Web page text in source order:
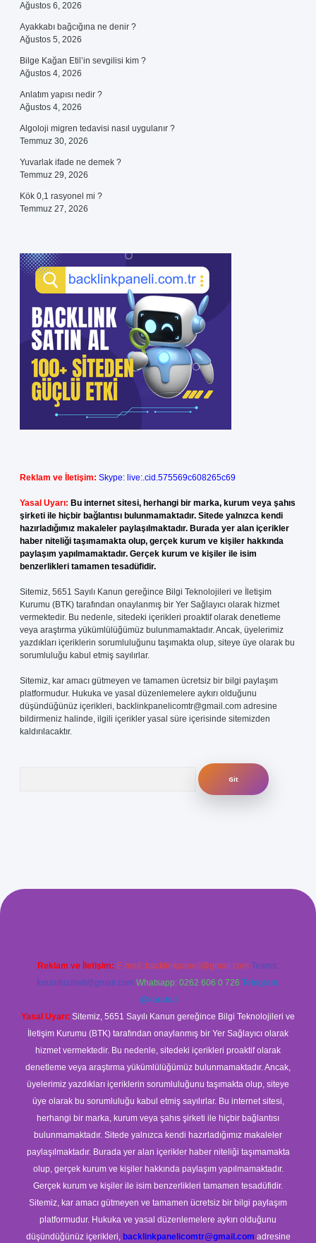
Ağustos 6, 2026
Ayakkabı bağcığına ne denir ?
Ağustos 5, 2026
Bilge Kağan Etil’in sevgilisi kim ?
Ağustos 4, 2026
Anlatım yapısı nedir ?
Ağustos 4, 2026
Algoloji migren tedavisi nasıl uygulanır ?
Temmuz 30, 2026
Yuvarlak ifade ne demek ?
Temmuz 29, 2026
Kök 0,1 rasyonel mi ?
Temmuz 27, 2026
Reklam ve İletişim: Skype: live:.cid.575569c608265c69
Yasal Uyarı: Bu internet sitesi, herhangi bir marka, kurum veya şahıs
şirketi ile hiçbir bağlantısı bulunmamaktadır. Sitede yalnızca kendi
hazırladığımız makaleler paylaşılmaktadır. Burada yer alan içerikler
haber niteliği taşımamakta olup, gerçek kurum ve kişiler hakkında
paylaşım yapılmamaktadır. Gerçek kurum ve kişiler ile isim
benzerlikleri tamamen tesadüfidir.
Sitemiz, 5651 Sayılı Kanun gereğince Bilgi Teknolojileri ve İletişim
Kurumu (BTK) tarafından onaylanmış bir Yer Sağlayıcı olarak hizmet
vermektedir. Bu nedenle, sitedeki içerikleri proaktif olarak denetleme
veya araştırma yükümlülüğümüz bulunmamaktadır. Ancak, üyelerimiz
yazdıkları içeriklerin sorumluluğunu taşımakta olup, siteye üye olarak bu
sorumluluğu kabul etmiş sayılırlar.
Sitemiz, kar amacı gütmeyen ve tamamen ücretsiz bir bilgi paylaşım
platformudur. Hukuka ve yasal düzenlemelere aykırı olduğunu
düşündüğünüz içerikleri, backlinkpanelicomtr@gmail.com adresine
bildirmeniz halinde, ilgili içerikler yasal süre içerisinde sitemizden
kaldırılacaktır.
Reklam ve İletişim: E-mail: backlinkpaneli@gmail.com Teams:
forumhizmeti@gmail.com Whatsapp: 0262 606 0 726 Telegram:
@karabul
Yasal Uyarı: Sitemiz, 5651 Sayılı Kanun gereğince Bilgi Teknolojileri ve
İletişim Kurumu (BTK) tarafından onaylanmış bir Yer Sağlayıcı olarak
hizmet vermektedir. Bu nedenle, sitedeki içerikleri proaktif olarak
denetleme veya araştırma yükümlülüğümüz bulunmamaktadır. Ancak,
üyelerimiz yazdıkları içeriklerin sorumluluğunu taşımakta olup, siteye
üye olarak bu sorumluluğu kabul etmiş sayılırlar. Bu internet sitesi,
herhangi bir marka, kurum veya şahıs şirketi ile hiçbir bağlantısı
bulunmamaktadır. Sitede yalnızca kendi hazırladığımız makaleler
paylaşılmaktadır. Burada yer alan içerikler haber niteliği taşımamakta
olup, gerçek kurum ve kişiler hakkında paylaşım yapılmamaktadır.
Gerçek kurum ve kişiler ile isim benzerlikleri tamamen tesadüfidir.
Sitemiz, kar amacı gütmeyen ve tamamen ücretsiz bir bilgi paylaşım
platformudur. Hukuka ve yasal düzenlemelere aykırı olduğunu
düşündüğünüz içerikleri, backlinkpanelicomtr@gmail.com adresine